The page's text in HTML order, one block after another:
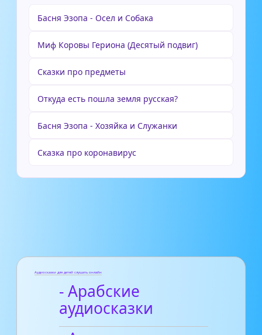
Басня Эзопа - Осел и Собака
Миф Коровы Гериона (Десятый подвиг)
Сказки про предметы
Откуда есть пошла земля русская?
Басня Эзопа - Хозяйка и Cлужанки
Сказка про коронавирус
Аудиосказки для детей слушать онлайн
- Арабские
аудиосказки